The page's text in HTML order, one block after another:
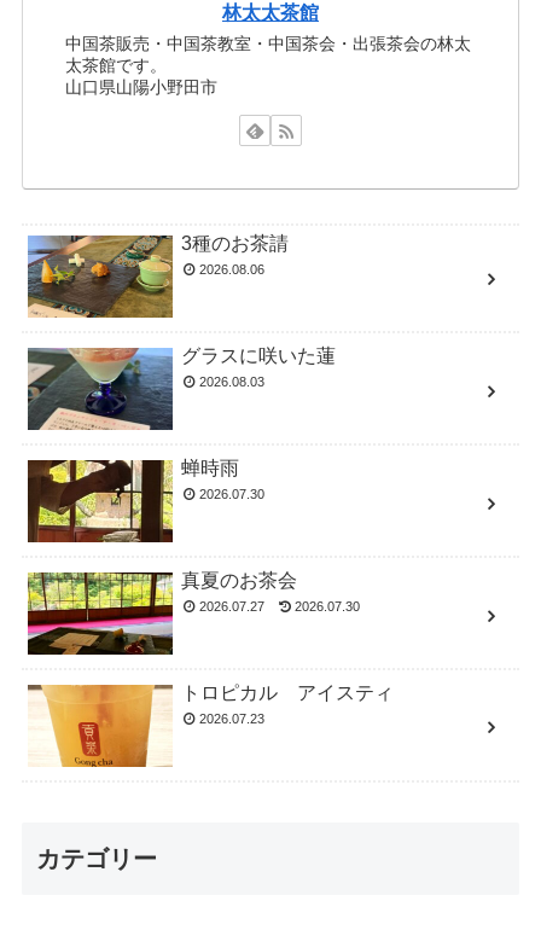
林太太茶館
中国茶販売・中国茶教室・中国茶会・出張茶会の林太
太茶館です。
山口県山陽小野田市
3種のお茶請
2026.08.06
グラスに咲いた蓮
2026.08.03
蝉時雨
2026.07.30
真夏のお茶会
2026.07.27 2026.07.30
トロピカル アイスティ
2026.07.23
カテゴリー